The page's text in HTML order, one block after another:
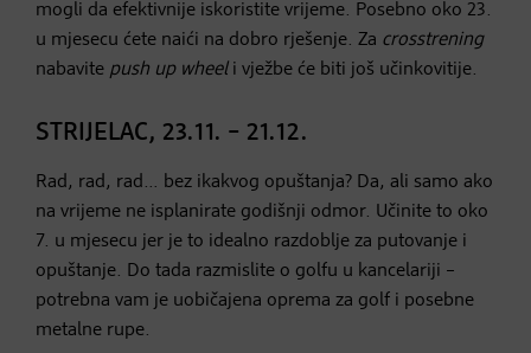
mogli da efektivnije iskoristite vrijeme. Posebno oko 23.
u mjesecu ćete naići na dobro rješenje. Za crosstrening
nabavite push up wheel i vježbe će biti još učinkovitije.
STRIJELAC, 23.11. – 21.12.
Rad, rad, rad… bez ikakvog opuštanja? Da, ali samo ako
na vrijeme ne isplanirate godišnji odmor. Učinite to oko
7. u mjesecu jer je to idealno razdoblje za putovanje i
opuštanje. Do tada razmislite o golfu u kancelariji –
potrebna vam je uobičajena oprema za golf i posebne
metalne rupe.